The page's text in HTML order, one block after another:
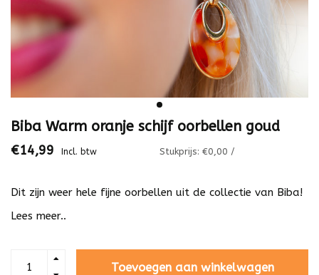
Biba Warm oranje schijf oorbellen goud
€14,99 Incl. btw Stukprijs: €0,00 /
Dit zijn weer hele fijne oorbellen uit de collectie van Biba!
Lees meer..
Toevoegen aan winkelwagen